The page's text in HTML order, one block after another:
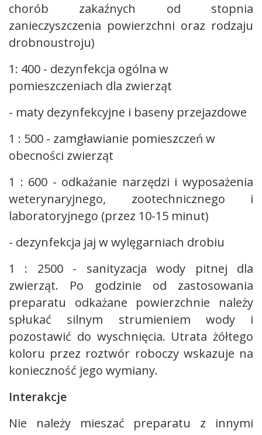
chorób zakaźnych od stopnia
zanieczyszczenia powierzchni oraz rodzaju
drobnoustroju)
1: 400 - dezynfekcja ogólna w
pomieszczeniach dla zwierząt
- maty dezynfekcyjne i baseny przejazdowe
1 : 500 - zamgławianie pomieszczeń w
obecności zwierząt
1 : 600 - odkażanie narzędzi i wyposażenia
weterynaryjnego, zootechnicznego i
laboratoryjnego (przez 10-15 minut)
- dezynfekcja jaj w wylęgarniach drobiu
1 : 2500 - sanityzacja wody pitnej dla
zwierząt. Po godzinie od zastosowania
preparatu odkażane powierzchnie należy
spłukać silnym strumieniem wody i
pozostawić do wyschnięcia. Utrata żółtego
koloru przez roztwór roboczy wskazuje na
konieczność jego wymiany.
Interakcje
Nie należy mieszać preparatu z innymi